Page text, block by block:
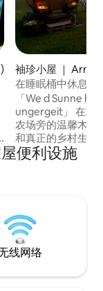
分（满分 5 分），共
袖珍小屋 ｜ Arni
在睡眠桶中休息，
「We d Sunne
ungergeit」 在埃曼塔尔，入住我们位于
农场旁的温馨木桶
和真正的乡村生活
俯瞰山丘美景，这
处，尤其是在日落
干净，与真实的农
便利设施
线网络